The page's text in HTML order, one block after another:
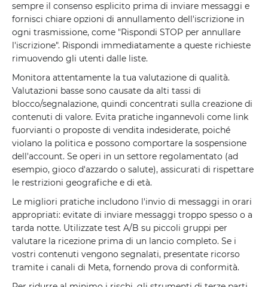
sempre il consenso esplicito prima di inviare messaggi e
fornisci chiare opzioni di annullamento dell'iscrizione in
ogni trasmissione, come "Rispondi STOP per annullare
l'iscrizione". Rispondi immediatamente a queste richieste
rimuovendo gli utenti dalle liste.
Monitora attentamente la tua valutazione di qualità.
Valutazioni basse sono causate da alti tassi di
blocco/segnalazione, quindi concentrati sulla creazione di
contenuti di valore. Evita pratiche ingannevoli come link
fuorvianti o proposte di vendita indesiderate, poiché
violano la politica e possono comportare la sospensione
dell'account. Se operi in un settore regolamentato (ad
esempio, gioco d'azzardo o salute), assicurati di rispettare
le restrizioni geografiche e di età.
Le migliori pratiche includono l'invio di messaggi in orari
appropriati: evitate di inviare messaggi troppo spesso o a
tarda notte. Utilizzate test A/B su piccoli gruppi per
valutare la ricezione prima di un lancio completo. Se i
vostri contenuti vengono segnalati, presentate ricorso
tramite i canali di Meta, fornendo prova di conformità.